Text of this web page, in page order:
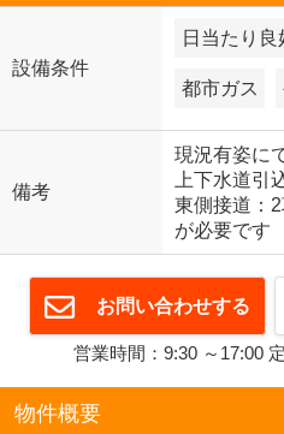
設備条件
日当たり良
都市ガス
備考
現況有姿に
上下水道引
東側接道：
が必要です
お問い合わせする
営業時間：9:30 ～17:00
物件概要